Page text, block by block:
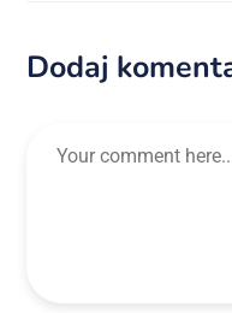
Dodaj